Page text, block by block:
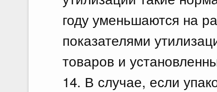
году уменьшаются на
показателями
товаров и
14. В случае, если